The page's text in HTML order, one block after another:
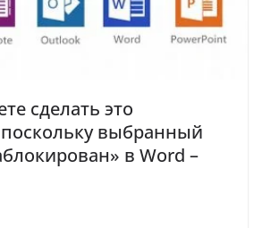
сделать это
выбранный
в Word –